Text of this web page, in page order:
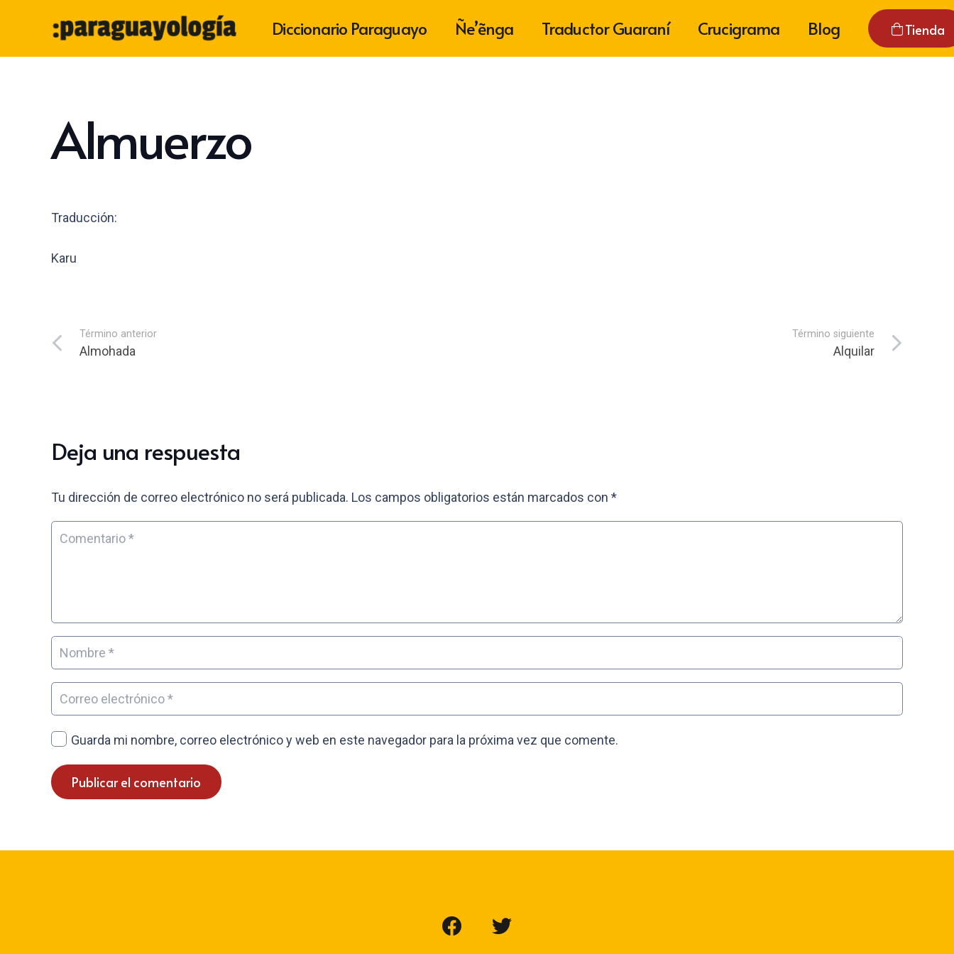
Diccionario Paraguayo Ñe’ẽnga Traductor Guaraní Crucigrama Blog Tienda
Almuerzo
Traducción:
Karu
Término anterior
Almohada
Término siguiente
Alquilar
Deja una respuesta
Tu dirección de correo electrónico no será publicada. Los campos obligatorios están marcados con *
Guarda mi nombre, correo electrónico y web en este navegador para la próxima vez que comente.
Publicar el comentario